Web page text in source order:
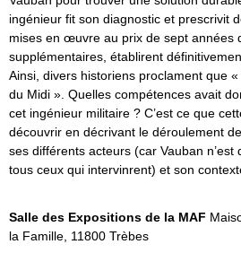
ingénieur fit son diagnostic et prescrivit
mises en œuvre au prix de sept années
supplémentaires, établirent
Ainsi, divers historiens proclament que
du Midi ». Quelles compétences avait
cet ingénieur militaire ? C’est ce que
découvrir en décrivant le déroulement
ses différents acteurs (car Vauban
tous ceux qui intervinrent) et son
Salle des Expositions de la MAF
la Famille, 11800 Trèbes